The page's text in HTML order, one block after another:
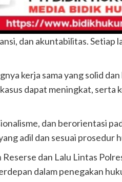
dan akuntabilitas. Setiap
kerja sama yang solid
dapat meningkat, serta
dan berorientasi
adil dan sesuai prosedur
dan Lalu Lintas
dalam penegakan